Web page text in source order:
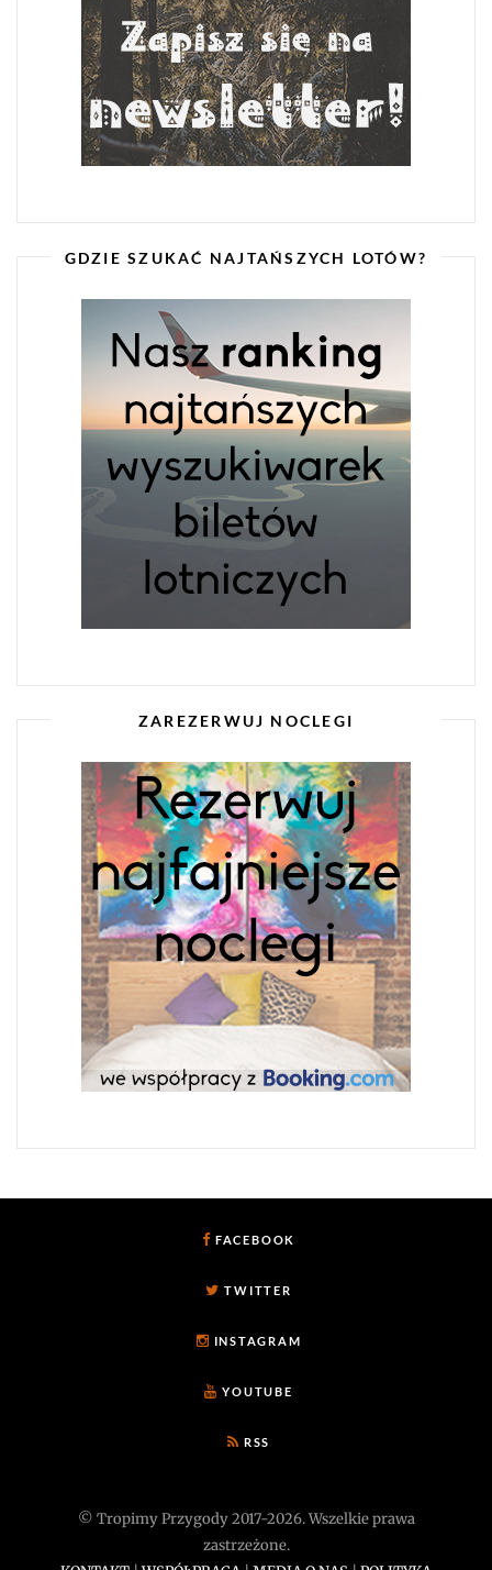
GDZIE SZUKAĆ NAJTAŃSZYCH LOTÓW?
ZAREZERWUJ NOCLEGI
FACEBOOK
TWITTER
INSTAGRAM
YOUTUBE
RSS
© Tropimy Przygody 2017-2026. Wszelkie prawa
zastrzeżone.